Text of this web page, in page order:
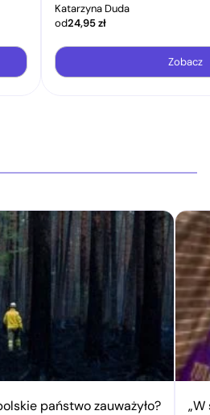
Katarzyna Duda
od24,95zł
Zobacz
państwo zauważyło?